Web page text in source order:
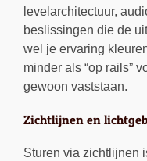
levelarchitectuur,
beslissingen die de
wel je ervaring
minder als “op rails”
gewoon vaststaan.
Zichtlijnen en
Sturen via zichtlijnen